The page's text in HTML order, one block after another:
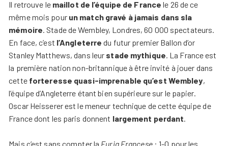
Il retrouve le maillot de l’équipe de France le 26 de ce
même mois pour un match gravé à jamais dans sla
mémoire. Stade de Wembley, Londres, 60 000 spectateurs.
En face, c’est l’Angleterre du futur premier Ballon d’or
Stanley Matthews, dans leur stade mythique. La France est
la première nation non-britannique à être invité à jouer dans
cette forteresse quasi-imprenable qu’est Wembley,
l’équipe d’Angleterre étant bien supérieure sur le papier.
Oscar Heisserer est le meneur technique de cette équipe de
France dont les paris donnent largement perdant.
Mais c’est sans compter la Furia Francese: 1-0 pour les